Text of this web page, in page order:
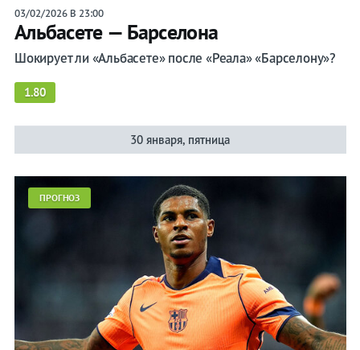
03/02/2026 В 23:00
Альбасете — Барселона
Шокирует ли «Альбасете» после «Реала» «Барселону»?
1.80
30 января, пятница
ПРОГНОЗ
Барселона
Бетис
Вальядолид
Леванте
Реал Сосьедад